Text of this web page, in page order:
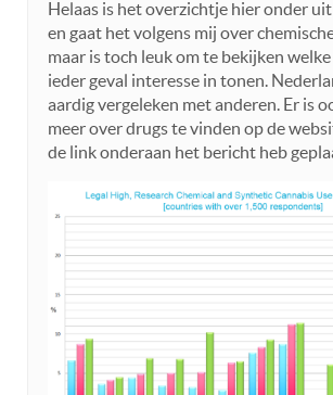
Helaas is het overzichtje hier onder
en gaat het volgens mij over
maar is toch leuk om te bekijken
ieder geval interesse in tonen.
aardig vergeleken met anderen. Er is
meer over drugs te vinden op de
de link onderaan het bericht heb